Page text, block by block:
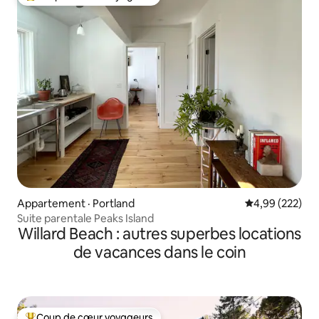
Appartement · Portland Note
4,99 (222)
Suite parentale Peaks Island
Willard Beach : autres superbes locations
de vacances dans le coin